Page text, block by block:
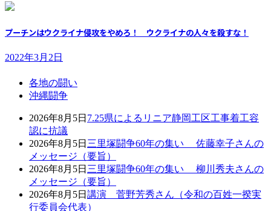
プーチンはウクライナ侵攻をやめろ！ ウクライナの人々を殺すな！
2022年3月2日
各地の闘い
沖縄闘争
2026年8月5日 7.25県によるリニア静岡工区工事着工容
認に抗議
2026年8月5日 三里塚闘争60年の集い 佐藤幸子さんの
メッセージ（要旨）
2026年8月5日 三里塚闘争60年の集い 柳川秀夫さんの
メッセージ（要旨）
2026年8月5日 講演 菅野芳秀さん（令和の百姓一揆実
行委員会代表）